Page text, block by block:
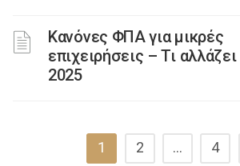
Κανόνες ΦΠΑ για μικρές
επιχειρήσεις – Τι
2025
1 2 … 4